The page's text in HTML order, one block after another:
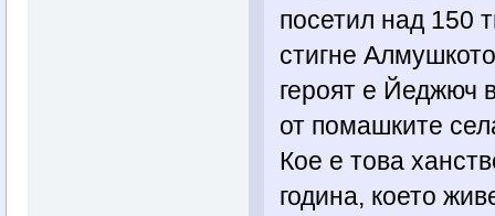
посетил над 150
стигне
героят е Йеджюч
от помашките
Кое е това
година, което